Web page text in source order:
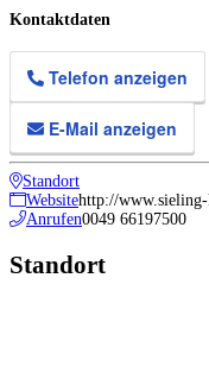
Kontaktdaten
Telefon anzeigen
E-Mail anzeigen
Standort
Websitehttp://www.sieling-
Anrufen0049 66197500
Standort